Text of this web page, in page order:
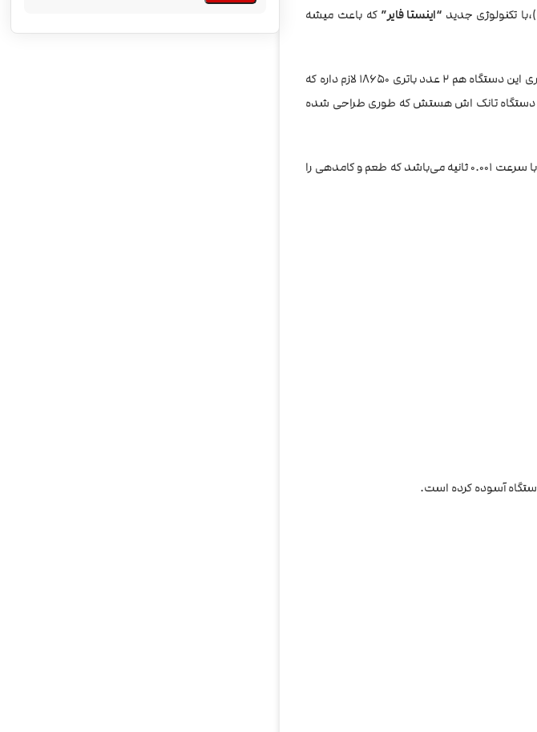
“اینستا فایر” که باعث میشه
این دستگاه قابلیت فست شارژ یا شارژ سریع رو هم داره که خیلی زودتر از دستگاه های هم اندازه شارژ میشه.باتری این دستگاه هم 2 عدد باتری 18650 لازم داره که
این دستگاه تانک اش هستش که طوری طراحی شده
ویپ پولار با چیپست قدرتمند خود امکانات زیادی را برای ویپر ایجاد کرده است ، مهم ترین قابلیت آن اینستا فایر با سرعت 0.001 ثانیه می‌باشد که طعم و کامدهی را
آسوده کرده است.